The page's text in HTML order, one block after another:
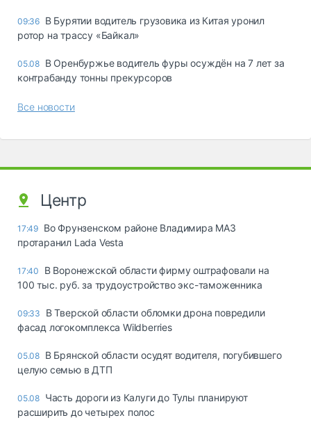
09:36 В Бурятии водитель грузовика из Китая уронил
ротор на трассу «Байкал»
05.08 В Оренбуржье водитель фуры осуждён на 7 лет за
контрабанду тонны прекурсоров
Все новости
Центр
17:49 Во Фрунзенском районе Владимира МАЗ
протаранил Lada Vesta
17:40
В Воронежской области фирму оштрафовали на
100 тыс. руб. за трудоустройство экс-таможенника
09:33
В Тверской области обломки дрона повредили
фасад логокомплекса Wildberries
05.08 В Брянской области осудят водителя, погубившего
целую семью в ДТП
05.08 Часть дороги из Калуги до Тулы планируют
расширить до четырех полос